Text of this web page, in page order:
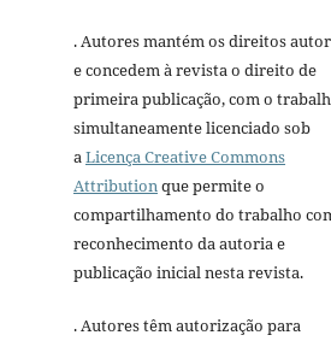
. Autores mantém os direitos
e concedem à revista o direito de
primeira publicação, com o
simultaneamente licenciado sob
aLicença Creative Commons
Attributionque permite o
compartilhamento do trabalho
reconhecimento da autoria e
publicação inicial nesta revista.
. Autores têm autorização para